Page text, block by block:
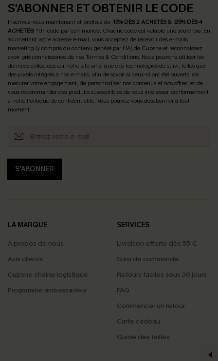
S'ABONNER ET OBTENIR LE CODE
Inscrivez-vous maintenant et profitez de -15% DÈS 2 ACHETÉS & -25% DÈS 4
ACHETÉS! *Un code par commande. Chaque code est valable une seule fois. En
soumettant votre adresse e-mail, vous acceptez de recevoir des e-mails
marketing (y compris du contenu généré par l'IA) de Cupshe et reconnaissez
avoir pris connaissance de nosTermes & Conditions. Nous pouvons utiliser les
données collectées sur notre site ainsi que des technologies de suivi, telles que
des pixels intégrés à nos e-mails, afin de savoir si ceux-ci ont été ouverts, de
mesurer votre engagement, de personnaliser nos contenus et nos offres, et de
vous recommander des produits susceptibles de vous intéresser, conformément
à notre Politique de confidentialité. Vous pouvez vous désabonner à tout
moment.
S'ABONNER
LA MARQUE
À propos de nous
Avis clients
Cupshe chaîne logistique
Programme ambassadeur
SERVICES
Livraison offerte dès 55 €
Suivi de commande
Retours faciles sous 30 jours
FAQ
Commencer un retour
Carte cadeau
Guide des tailles
PROFITEZ DE -15%